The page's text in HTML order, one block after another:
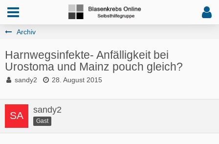
Archiv
Harnwegsinfekte- Anfälligkeit bei
Urostoma und Mainz pouch gleich?
sandy2 28. August 2015
sandy2
Gast